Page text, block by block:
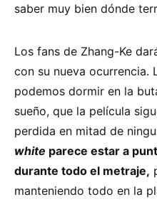
saber muy bien dónde
Los fans de Zhang-Ke
con su nueva ocurrencia.
podemos dormir en la
sueño, que la película
perdida en mitad de
white parece estar a
durante todo el metraje,
manteniendo todo en la